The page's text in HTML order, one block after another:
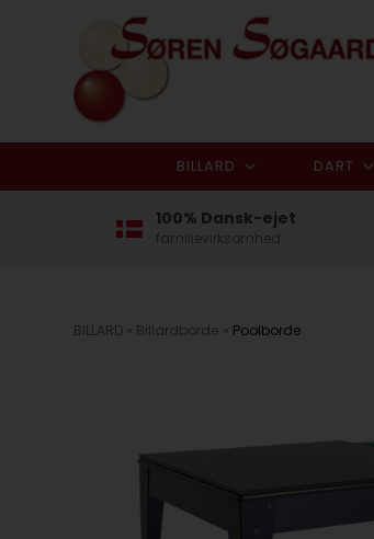
BILLARD DART
100% Dansk-ejet
familievirksomhed
BILLARD » Billardborde » Poolborde